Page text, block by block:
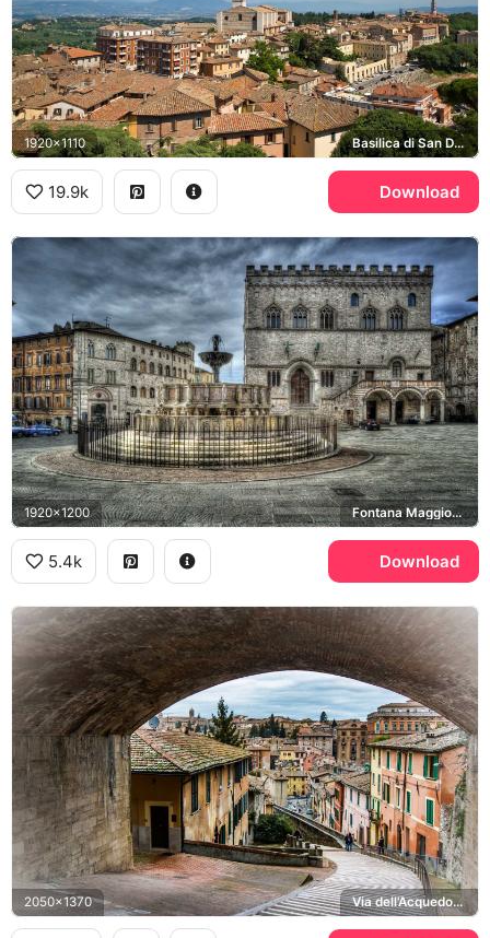
1920x1110 Basilica di San Domenico
19.9k Download
1920x1200 Fontana Maggiore, Palazzo dei Priori, Piazza IV Novembre
5.4k Download
2050x1370 Via dell'Acquedotto